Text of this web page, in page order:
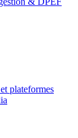
plateformes